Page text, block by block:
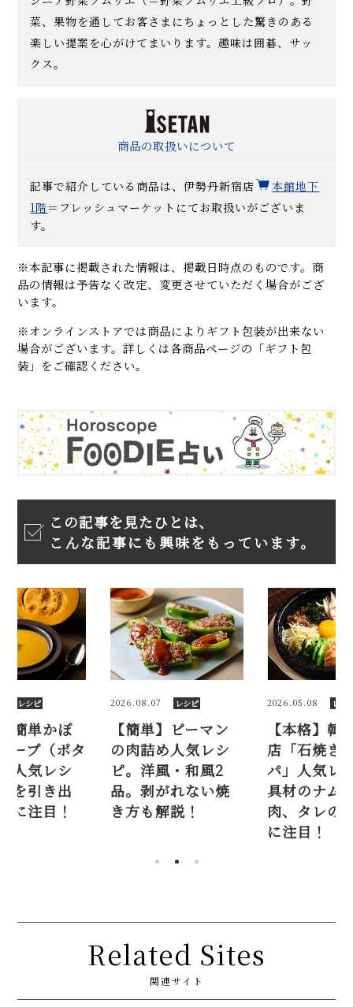
菜、果物を通してお客さまにちょっとした驚きのある
楽しい提案を心がけてまいります。趣味は囲碁、サッ
クス。
商品の取扱いについて
記事で紹介している商品は、伊勢丹新宿店
本館地下
1階 ＝フレッシュマーケットにてお取扱いがございま
す。
※本記事に掲載された情報は、掲載日時点のものです。商
品の情報は予告なく改定、変更させていただく場合がござ
います。
※オンラインストアでは商品によりギフト包装が出来ない
場合がございます。詳しくは各商品ページの「ギフト包
装」をご確認ください。
この記事を見たひとは、
こんな記事にも興味をもっています。
レシピ
ピーマン
人気レシ
・和風2
れない焼
説！
2026.05.08 レシピ
【本格】韓国料理
店「石焼きビビン
パ」人気レシピ。
具材のナムル、ひき
肉、タレの味付け
2025.09.06 レシ
【プロ】簡
ちゃのスー
ージュ）人
ピ。甘みを
す蒸し煮に
Related Sites
関連サイト